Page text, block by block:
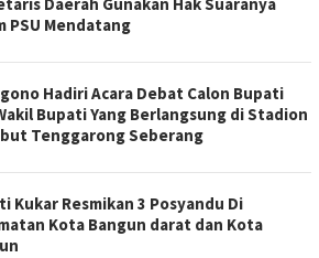
Daerah Gunakan Hak Suaranya
PSU Mendatang
Hadiri Acara Debat Calon Bupati
Bupati Yang Berlangsung di Stadion
Tenggarong Seberang
Kukar Resmikan 3 Posyandu Di
Kota Bangun darat dan Kota